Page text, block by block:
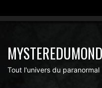
Tout l'univers du paranormal